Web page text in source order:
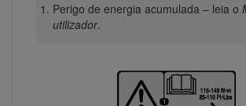
Perigo de energia acumulada – leia o
utilizador.